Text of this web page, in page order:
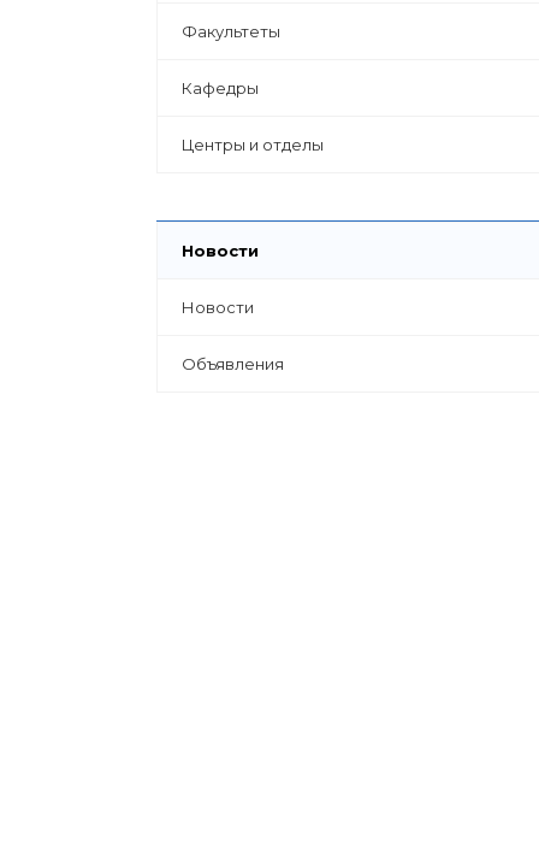
Факультеты
Кафедры
Центры и отделы
Новости
Новости
Объявления